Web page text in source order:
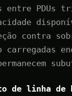
entre PDUs
contra
carregadas
de linha de